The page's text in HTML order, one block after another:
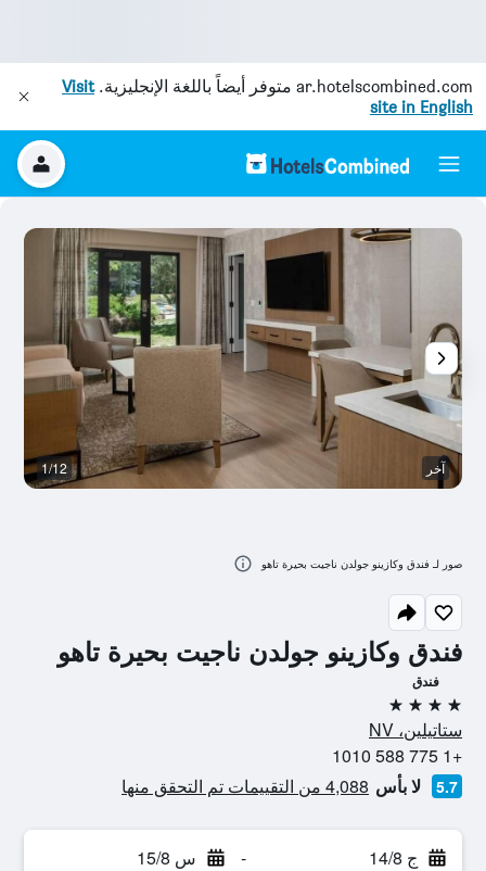
ar.hotelscombined.com متوفر أيضاً باللغة الإنجليزية.Visit
site in English
فندق وكازينو جولدن ناجيت بحيرة تاهو
فندق
4 نجوم
ستاتيلين، NV
+1 775 588 1010
5.7 لا بأس 4,088 من التقييمات تم التحقق منها
ج 14/8 - س 15/8
آخر 1/12
صور لـ فندق وكازينو جولدن ناجيت بحيرة تاهو